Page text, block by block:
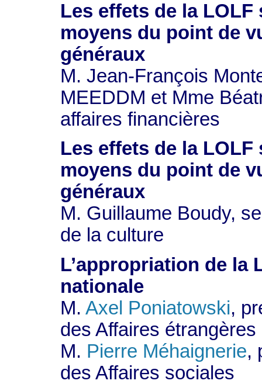
Les effets de la LOLF
moyens du point de
généraux
M. Jean-François
MEEDDM et Mme
affaires financières
Les effets de la LOLF
moyens du point de
généraux
M. Guillaume Boudy,
de la culture
L’appropriation de la
nationale
M. Axel Poniatowski,
des Affaires étrangères
M. Pierre Méhaignerie,
des Affaires sociales